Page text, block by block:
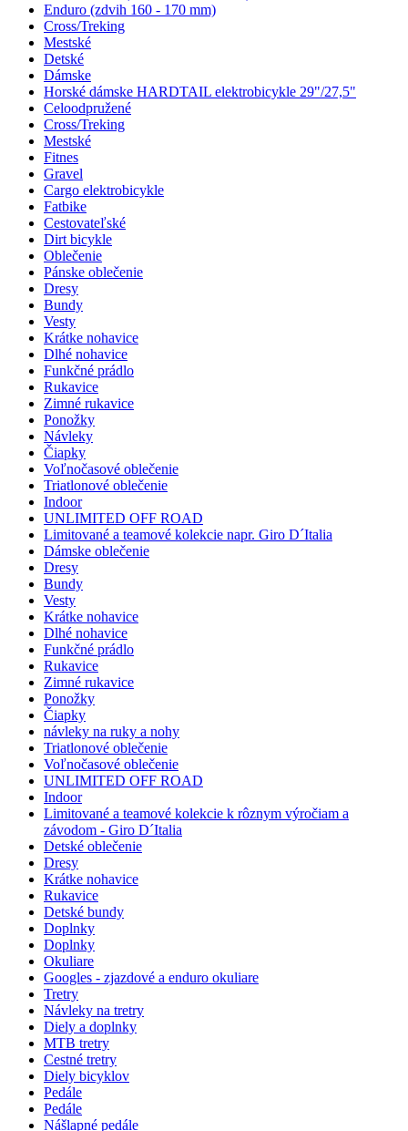
Enduro (zdvih 160 - 170 mm)
Cross/Treking
Mestské
Detské
Dámske
Horské dámske HARDTAIL elektrobicykle 29"/27,5"
Celoodpružené
Cross/Treking
Mestské
Fitnes
Gravel
Cargo elektrobicykle
Fatbike
Cestovateľské
Dirt bicykle
Oblečenie
Pánske oblečenie
Dresy
Bundy
Vesty
Krátke nohavice
Dlhé nohavice
Funkčné prádlo
Rukavice
Zimné rukavice
Ponožky
Návleky
Čiapky
Voľnočasové oblečenie
Triatlonové oblečenie
Indoor
UNLIMITED OFF ROAD
Limitované a teamové kolekcie napr. Giro D´Italia
Dámske oblečenie
Dresy
Bundy
Vesty
Krátke nohavice
Dlhé nohavice
Funkčné prádlo
Rukavice
Zimné rukavice
Ponožky
Čiapky
návleky na ruky a nohy
Triatlonové oblečenie
Voľnočasové oblečenie
UNLIMITED OFF ROAD
Indoor
Limitované a teamové kolekcie k rôznym výročiam a
závodom - Giro D´Italia
Detské oblečenie
Dresy
Krátke nohavice
Rukavice
Detské bundy
Doplnky
Doplnky
Okuliare
Googles - zjazdové a enduro okuliare
Tretry
Návleky na tretry
Diely a doplnky
MTB tretry
Cestné tretry
Diely bicyklov
Pedále
Pedále
Nášlapné pedále